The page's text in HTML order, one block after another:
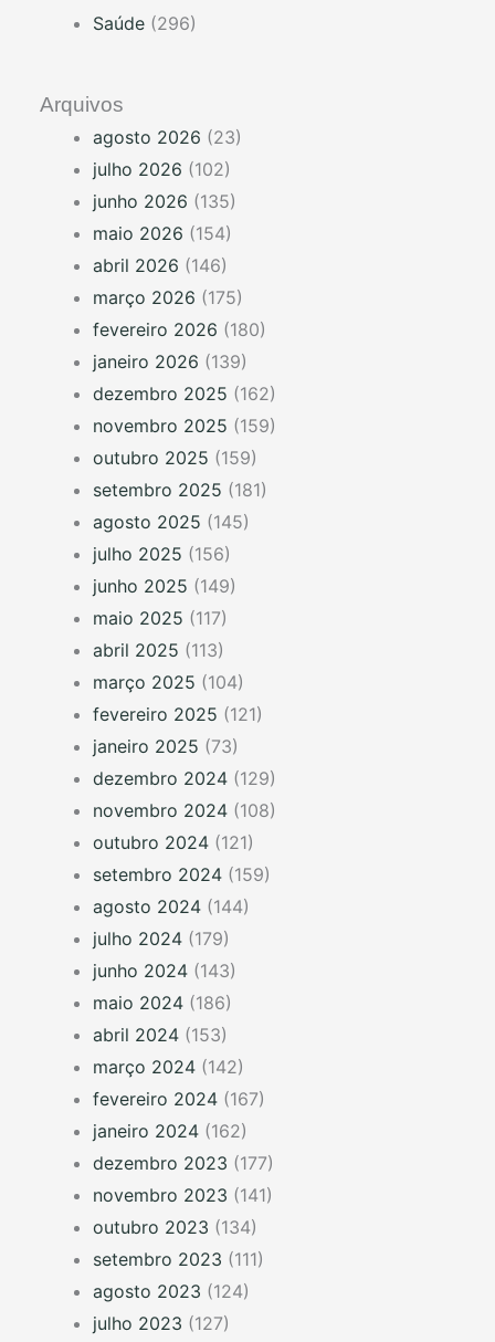
Saúde (296)
Arquivos
agosto 2026 (23)
julho 2026 (102)
junho 2026 (135)
maio 2026 (154)
abril 2026 (146)
março 2026 (175)
fevereiro 2026 (180)
janeiro 2026 (139)
dezembro 2025 (162)
novembro 2025 (159)
outubro 2025 (159)
setembro 2025 (181)
agosto 2025 (145)
julho 2025 (156)
junho 2025 (149)
maio 2025 (117)
abril 2025 (113)
março 2025 (104)
fevereiro 2025 (121)
janeiro 2025 (73)
dezembro 2024 (129)
novembro 2024 (108)
outubro 2024 (121)
setembro 2024 (159)
agosto 2024 (144)
julho 2024 (179)
junho 2024 (143)
maio 2024 (186)
abril 2024 (153)
março 2024 (142)
fevereiro 2024 (167)
janeiro 2024 (162)
dezembro 2023 (177)
novembro 2023 (141)
outubro 2023 (134)
setembro 2023 (111)
agosto 2023 (124)
julho 2023 (127)